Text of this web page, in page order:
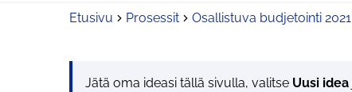
Etusivu Prosessit Osallistuva budjetointi 2021
Jätä oma ideasi tällä sivulla, valitse Uusi idea